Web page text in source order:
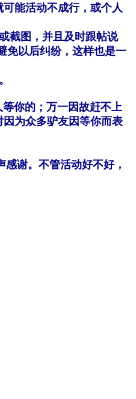
能活动不成行，或个人
截图，并且及时跟帖说
免以后纠纷，这样也是一
你的；万一因故赶不上
为众多驴友因等你而表
谢。不管活动好不好，